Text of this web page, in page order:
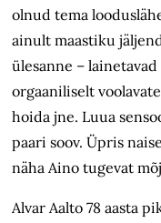
olnud tema
ainult maastiku
ülesanne –
orgaaniliselt
hoida jne. Luua
paari soov. Üpris
näha Aino tugevat
Alvar Aalto 78 aasta